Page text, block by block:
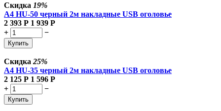
Скидка 19%
A4 HU-50 черный 2м накладные USB оголовье
2 393 Р 1 939 Р
+
−
Купить
Скидка 25%
A4 HU-35 черный 2м накладные USB оголовье
2 125 Р 1 596 Р
+
−
Купить